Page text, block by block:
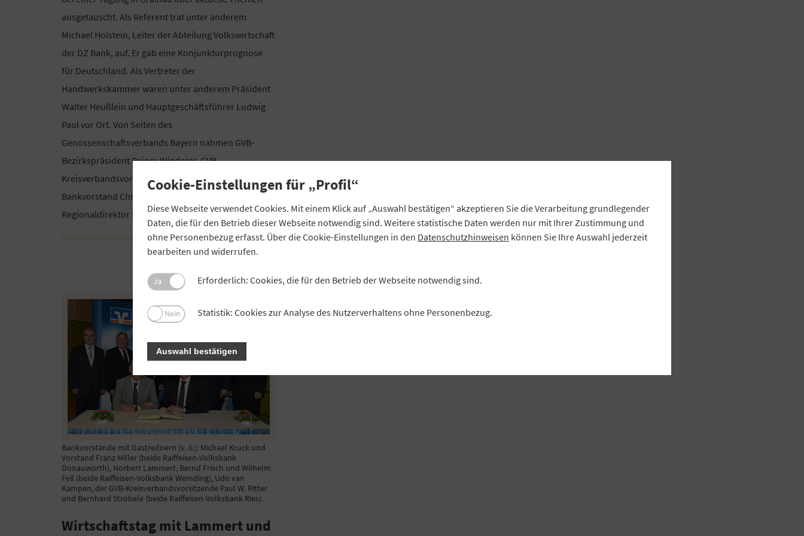
ausgetauscht. Als Referent trat unter anderem
Michael Holstein, Leiter der Abteilung Volkswirtschaft
der DZ Bank, auf. Er gab eine Konjunkturprognose
für Deutschland. Als Vertreter der
Handwerkskammer waren unter anderem Präsident
Walter Heußlein und Hauptgeschäftsführer Ludwig
Paul vor Ort. Von Seiten des
Genossenschaftsverbands Bayern nahmen GVB-
Bezirkspräsident Rainer Wiederer, GVB-
Kreisverbandsvorsitzender Markus Merz,
Bankvorstand Christian Bauer und GVB-
Regionaldirektor Roland Streng teil.
Bankvorstände mit Gastrednern (v. li.): Michael Kruck und
Vorstand Franz Miller (beide Raiffeisen-Volksbank
Donauwörth), Norbert Lammert, Bernd Frisch und Wilhelm
Feil (beide Raiffeisen-Volksbank Wemding), Udo van
Kampen, der GVB-Kreisverbandsvorsitzende Paul W. Ritter
und Bernhard Ströbele (beide Raiffeisen-Volksbank Ries).
Wirtschaftstag mit Lammert und
Cookie-Einstellungen für „Profil“
Diese Webseite verwendet Cookies. Mit einem Klick auf „Auswahl bestätigen“ akzeptieren Sie die Verarbeitung grundlegender
Daten, die für den Betrieb dieser Webseite notwendig sind. Weitere statistische Daten werden nur mit Ihrer Zustimmung und
ohne Personenbezug erfasst. Über die Cookie-Einstellungen in den Datenschutzhinweisen können Sie Ihre Auswahl jederzeit
bearbeiten und widerrufen.
Ja Erforderlich: Cookies, die für den Betrieb der Webseite notwendig sind.
Nein Statistik: Cookies zur Analyse des Nutzerverhaltens ohne Personenbezug.
Auswahl bestätigen